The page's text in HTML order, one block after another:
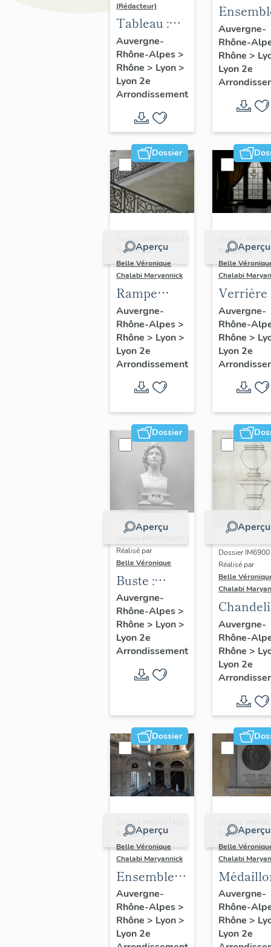
(Rédacteur)
Tableau :
Molière
Auvergne-
Rhône-Alpes>
Rhône > Lyon>
Lyon 2e
Arrondissement
de deux
statues :
la
Auvergne-
Rhône-
Rhône >
Lyon 2e
Dossier
Aperçu
Dossier IM69001467 |
Réalisé par
Belle Véronique
Chalabi Maryannick
Rampe
d'appui du
grand
escalier du
bâtiment B
Auvergne-
Rhône-Alpes>
Rhône > Lyon>
Lyon 2e
Arrondissement
Aperçu
Dossier
Réalisé par
Belle
Chalabi
Verrière
Vierge
Pitié
Auvergne-
Rhône-
Rhône >
Lyon 2e
Dossier
Aperçu
Réalisé par
Belle Véronique
Buste :
Marianne
Auvergne-
Rhône-Alpes>
Rhône > Lyon>
Lyon 2e
Arrondissement
Aperçu
Dossier
Réalisé par
Belle
Chalabi
d'autel
Auvergne-
Rhône-
Rhône >
Lyon 2e
Dossier
Aperçu
Dossier IM69001461 |
Réalisé par
Belle Véronique
Chalabi Maryannick
Ensemble
du décor
d'architecture
du dôme
Soufflot
Auvergne-
Rhône-Alpes>
Rhône > Lyon>
Lyon 2e
Aperçu
Dossier
Réalisé par
Belle
Chalabi
François
Rabelais,
Antoine
Charial
Auvergne-
Rhône-
Rhône >
Lyon 2e